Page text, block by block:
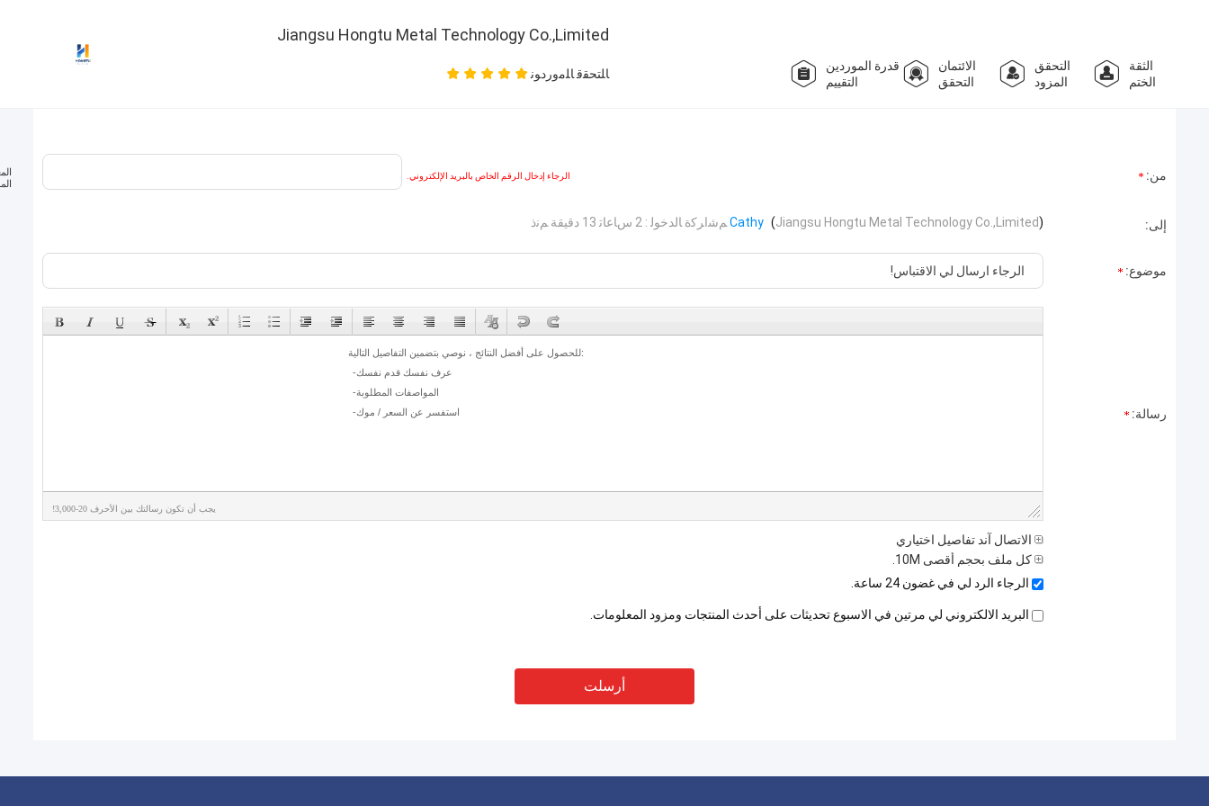
Jiangsu Hongtu Metal Technology Co.,Limited
ﺎﻠﺘﺤﻘﻗ ﺎﻠﻣﻭﺭﺩﻮﻧ
الثقة
الختم
التحقق
المزود
الائتمان
التحقق
قدرة الموردين
التقييم
من: الرجاء إدخال الرقم الخاص بالبريد الإلكتروني.
إلى: Cathy (Jiangsu Hongtu Metal Technology Co.,Limited) ﻢﺷﺍﺮﻛﺓ ﺎﻟﺪﺧﻮﻟ : 2 ﺱﺎﻋﺎﺗ 13 دقيقة ﻢﻧﺫ
موضوع:
رسالة:
يجب أن تكون رسالتك بين الأحرف 20-3,000!
الاتصال آند تفاصيل اختياري
كل ملف بحجم أقصى 10M.
الرجاء الرد لي في غضون 24 ساعة.
البريد الالكتروني لي مرتين في الاسبوع تحديثات على أحدث المنتجات ومزود المعلومات.